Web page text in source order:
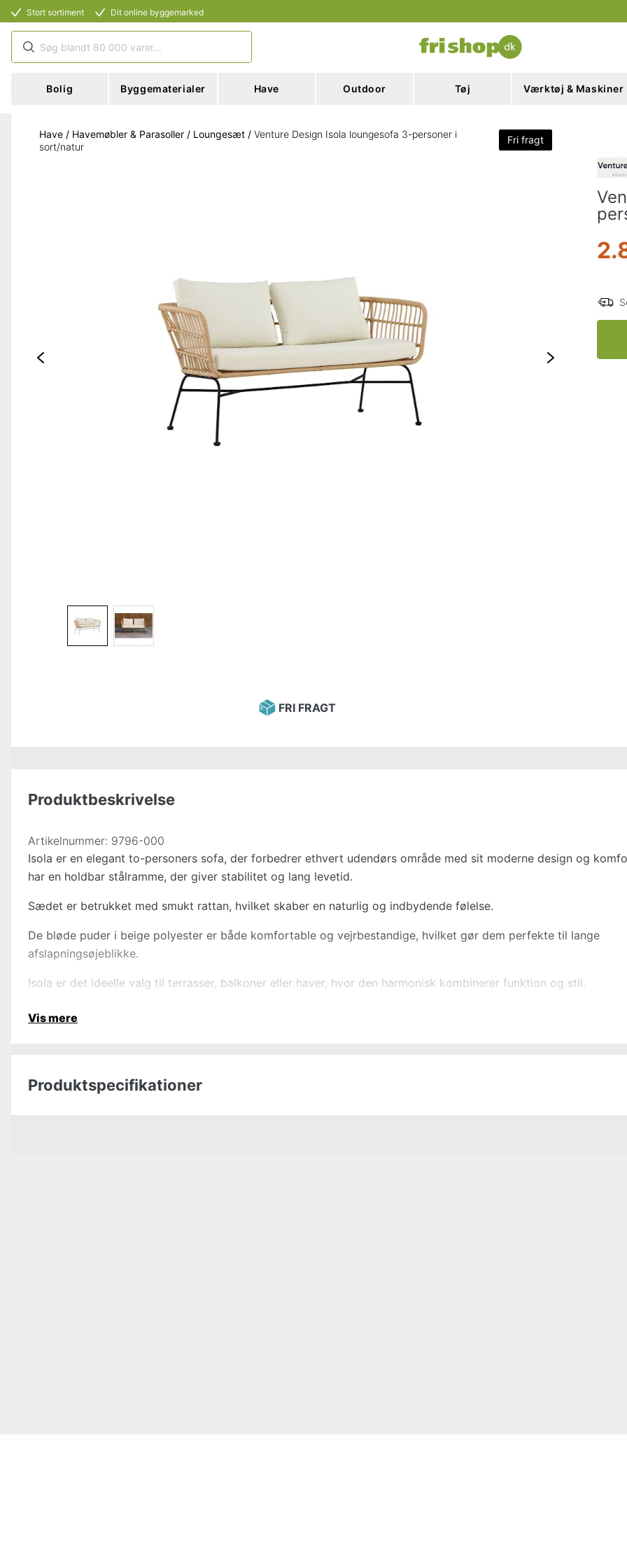
Stort sortiment Dit online byggemarked
Bolig Byggematerialer Have Outdoor Tøj Værktøj & Maskiner
Have / Havemøbler & Parasoller / Loungesæt / Venture Design Isola loungesofa 3-personer i
sort/natur
Fri fragt
FRI FRAGT
Produktbeskrivelse
Artikelnummer: 9796-000
Isola er en elegant to-personers sofa, der forbedrer ethvert udendørs område med sit moderne design og
har en holdbar stålramme, der giver stabilitet og lang levetid.
Sædet er betrukket med smukt rattan, hvilket skaber en naturlig og indbydende følelse.
De bløde puder i beige polyester er både komfortable og vejrbestandige, hvilket gør dem perfekte til lange
afslapningsøjeblikke.
Isola er det ideelle valg til terrasser, balkoner eller haver, hvor den harmonisk kombinerer funktion og stil.
Vis mere
Produktspecifikationer